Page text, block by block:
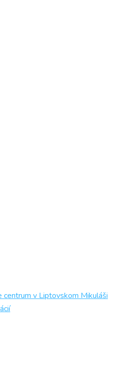
centrum v Liptovskom Mikuláši